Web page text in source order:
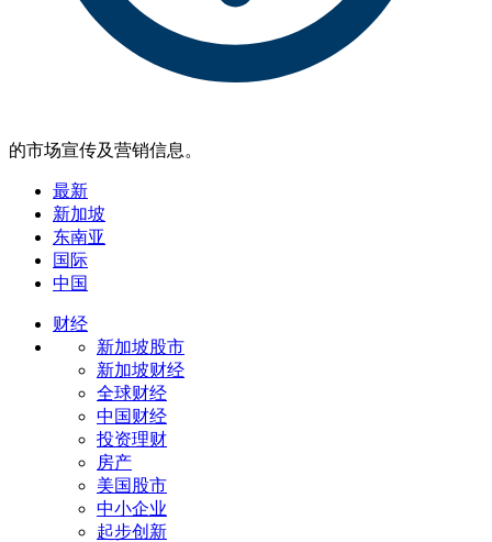
的市场宣传及营销信息。
最新
新加坡
东南亚
国际
中国
财经
新加坡股市
新加坡财经
全球财经
中国财经
投资理财
房产
美国股市
中小企业
起步创新